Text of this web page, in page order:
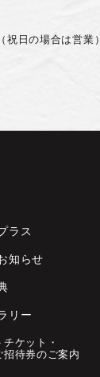
祝日の場合は営業）
ラス
知らせ
リー
ケット・
招待券の ご案内